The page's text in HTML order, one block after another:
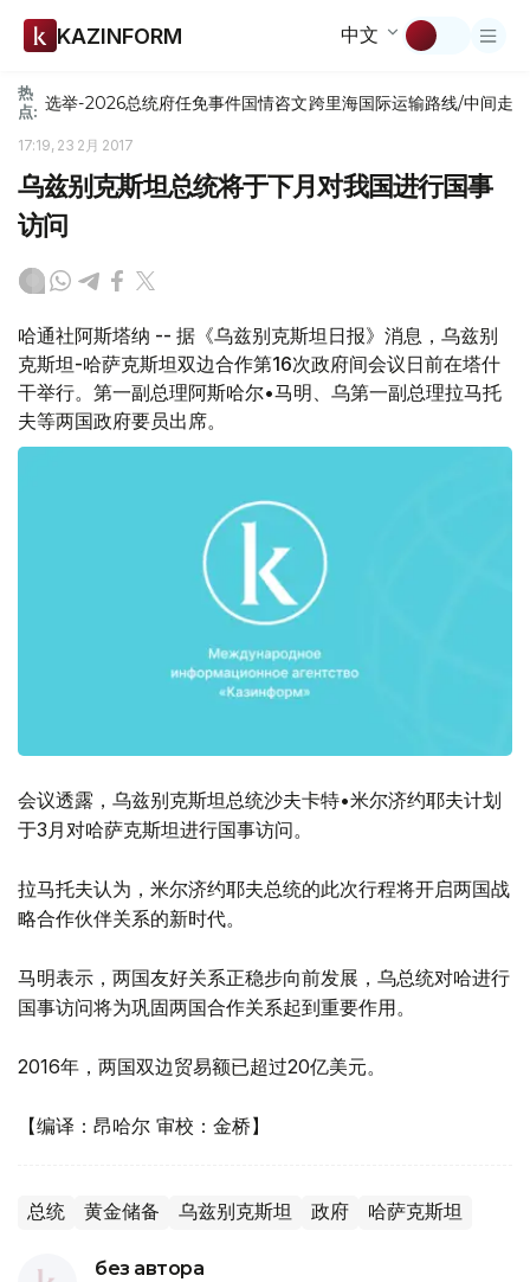
KAZINFORM 中文
热
点: 选举-2026总统府任免事件国情咨文跨里海国际运输路线/中间走廊
17:19, 23 2月 2017
乌兹别克斯坦总统将于下月对我国进行国事
访问
哈通社阿斯塔纳 -- 据《乌兹别克斯坦日报》消息，乌兹别
克斯坦-哈萨克斯坦双边合作第16次政府间会议日前在塔什
干举行。第一副总理阿斯哈尔•马明、乌第一副总理拉马托
夫等两国政府要员出席。
会议透露，乌兹别克斯坦总统沙夫卡特•米尔济约耶夫计划
于3月对哈萨克斯坦进行国事访问。
拉马托夫认为，米尔济约耶夫总统的此次行程将开启两国战
略合作伙伴关系的新时代。
马明表示，两国友好关系正稳步向前发展，乌总统对哈进行
国事访问将为巩固两国合作关系起到重要作用。
2016年，两国双边贸易额已超过20亿美元。
【编译：昂哈尔 审校：金桥】
总统 黄金储备 乌兹别克斯坦 政府 哈萨克斯坦
без автора